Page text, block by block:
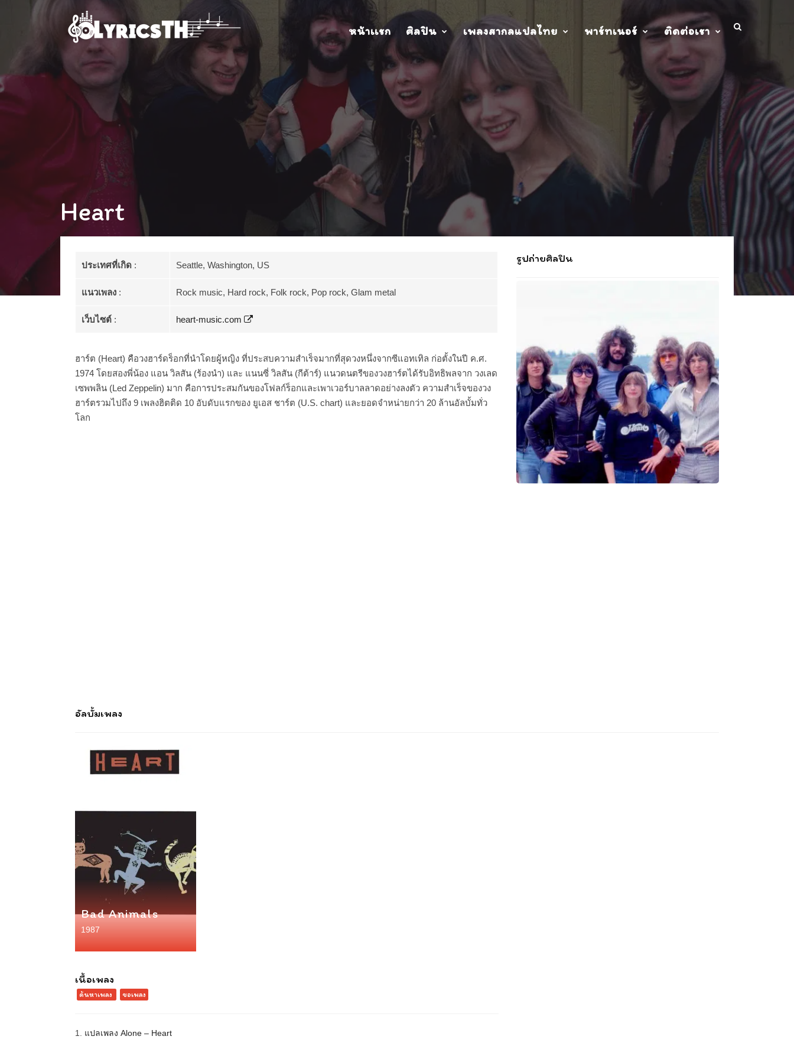
หน้าเเรก ศิลปิน เพลงสากลแปลไทย พาร์ทเนอร์ ติดต่อเรา
Heart
ประเทศที่เกิด : Seattle, Washington, US
แนวเพลง : Rock music, Hard rock, Folk rock, Pop rock, Glam metal
เว็บไซต์ : heart-music.com
ฮาร์ต (Heart) คือวงฮาร์ดร็อกที่นำโดยผู้หญิง ที่ประสบความสำเร็จมากที่สุดวงหนึ่งจากซีแอทเทิล ก่อตั้งในปี ค.ศ.
1974 โดยสองพี่น้อง แอน วิลสัน (ร้องนำ) และ แนนซี่ วิลสัน (กีต้าร์) แนวดนตรีของวงฮาร์ตได้รับอิทธิพลจาก วงเลด
เซพพลิน (Led Zeppelin) มาก คือการประสมกันของโฟลก์ร็อกและเพาเวอร์บาลลาดอย่างลงตัว ความสำเร็จของวง
ฮาร์ตรวมไปถึง 9 เพลงฮิตติด 10 อับดับแรกของ ยูเอส ชาร์ต (U.S. chart) และยอดจำหน่ายกว่า 20 ล้านอัลบั้มทั่ว
โลก
รูปถ่ายศิลปิน
อัลบั้มเพลง
Bad Animals
1987
เนื้อเพลง
ค้นหาเพลง ขอเพลง
1. แปลเพลง Alone – Heart